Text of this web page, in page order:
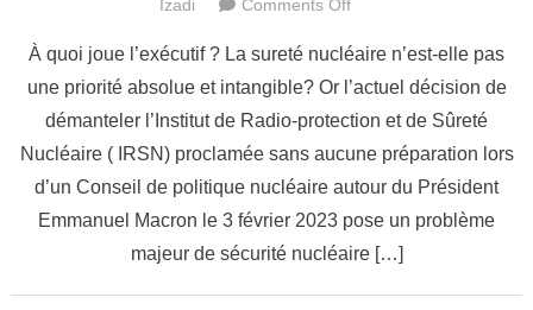
Izadi
Comments Off
démantèlement
de
l’Institut
de
Sûreté
une
erreur
À quoi joue l’exécutif ? La sureté nucléaire n’est-elle pas
une priorité absolue et intangible? Or l’actuel décision de
démanteler l’Institut de Radio-protection et de Sûreté
Nucléaire ( IRSN) proclamée sans aucune préparation lors
d’un Conseil de politique nucléaire autour du Président
Emmanuel Macron le 3 février 2023 pose un problème
majeur de sécurité nucléaire […]